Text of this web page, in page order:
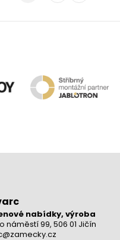
nabídky, výroba
náměstí 99, 506 01 Jičín